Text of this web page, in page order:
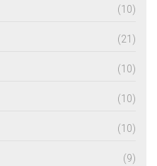
(10)
(21)
(10)
(10)
(10)
(9)